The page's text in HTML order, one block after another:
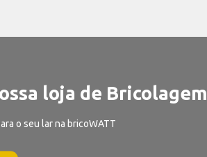
loja de Bricolagem
o seu lar na bricoWATT